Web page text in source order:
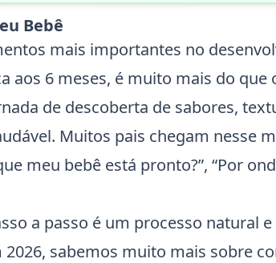
Bebê
mais importantes no
aos 6 meses, é muito mais do que
de descoberta de sabores,
Muitos pais chegam nesse
meu bebê está pronto?”, “Por
a passo é um processo natural
sabemos muito mais sobre